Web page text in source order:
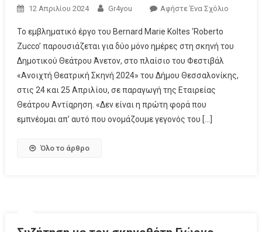
12 Απριλίου 2024 Gr4you Αφήστε Ένα Σχόλιο
Το εμβληματικό έργο του Bernard Marie Koltes ‘Roberto
Zucco’ παρουσιάζεται για δύο μόνο ημέρες στη σκηνή του
Δημοτικού Θεάτρου Άνετον, στο πλαίσιο του Φεστιβάλ
«Ανοιχτή Θεατρική Σκηνή 2024» του Δήμου Θεσσαλονίκης,
στις 24 και 25 Απριλίου, σε παραγωγή της Εταιρείας
Θεάτρου Αντίqρηση. «Δεν είναι η πρώτη φορά που
εμπνέομαι απ’ αυτό που ονομάζουμε γεγονός του […]
Όλο το άρθρο